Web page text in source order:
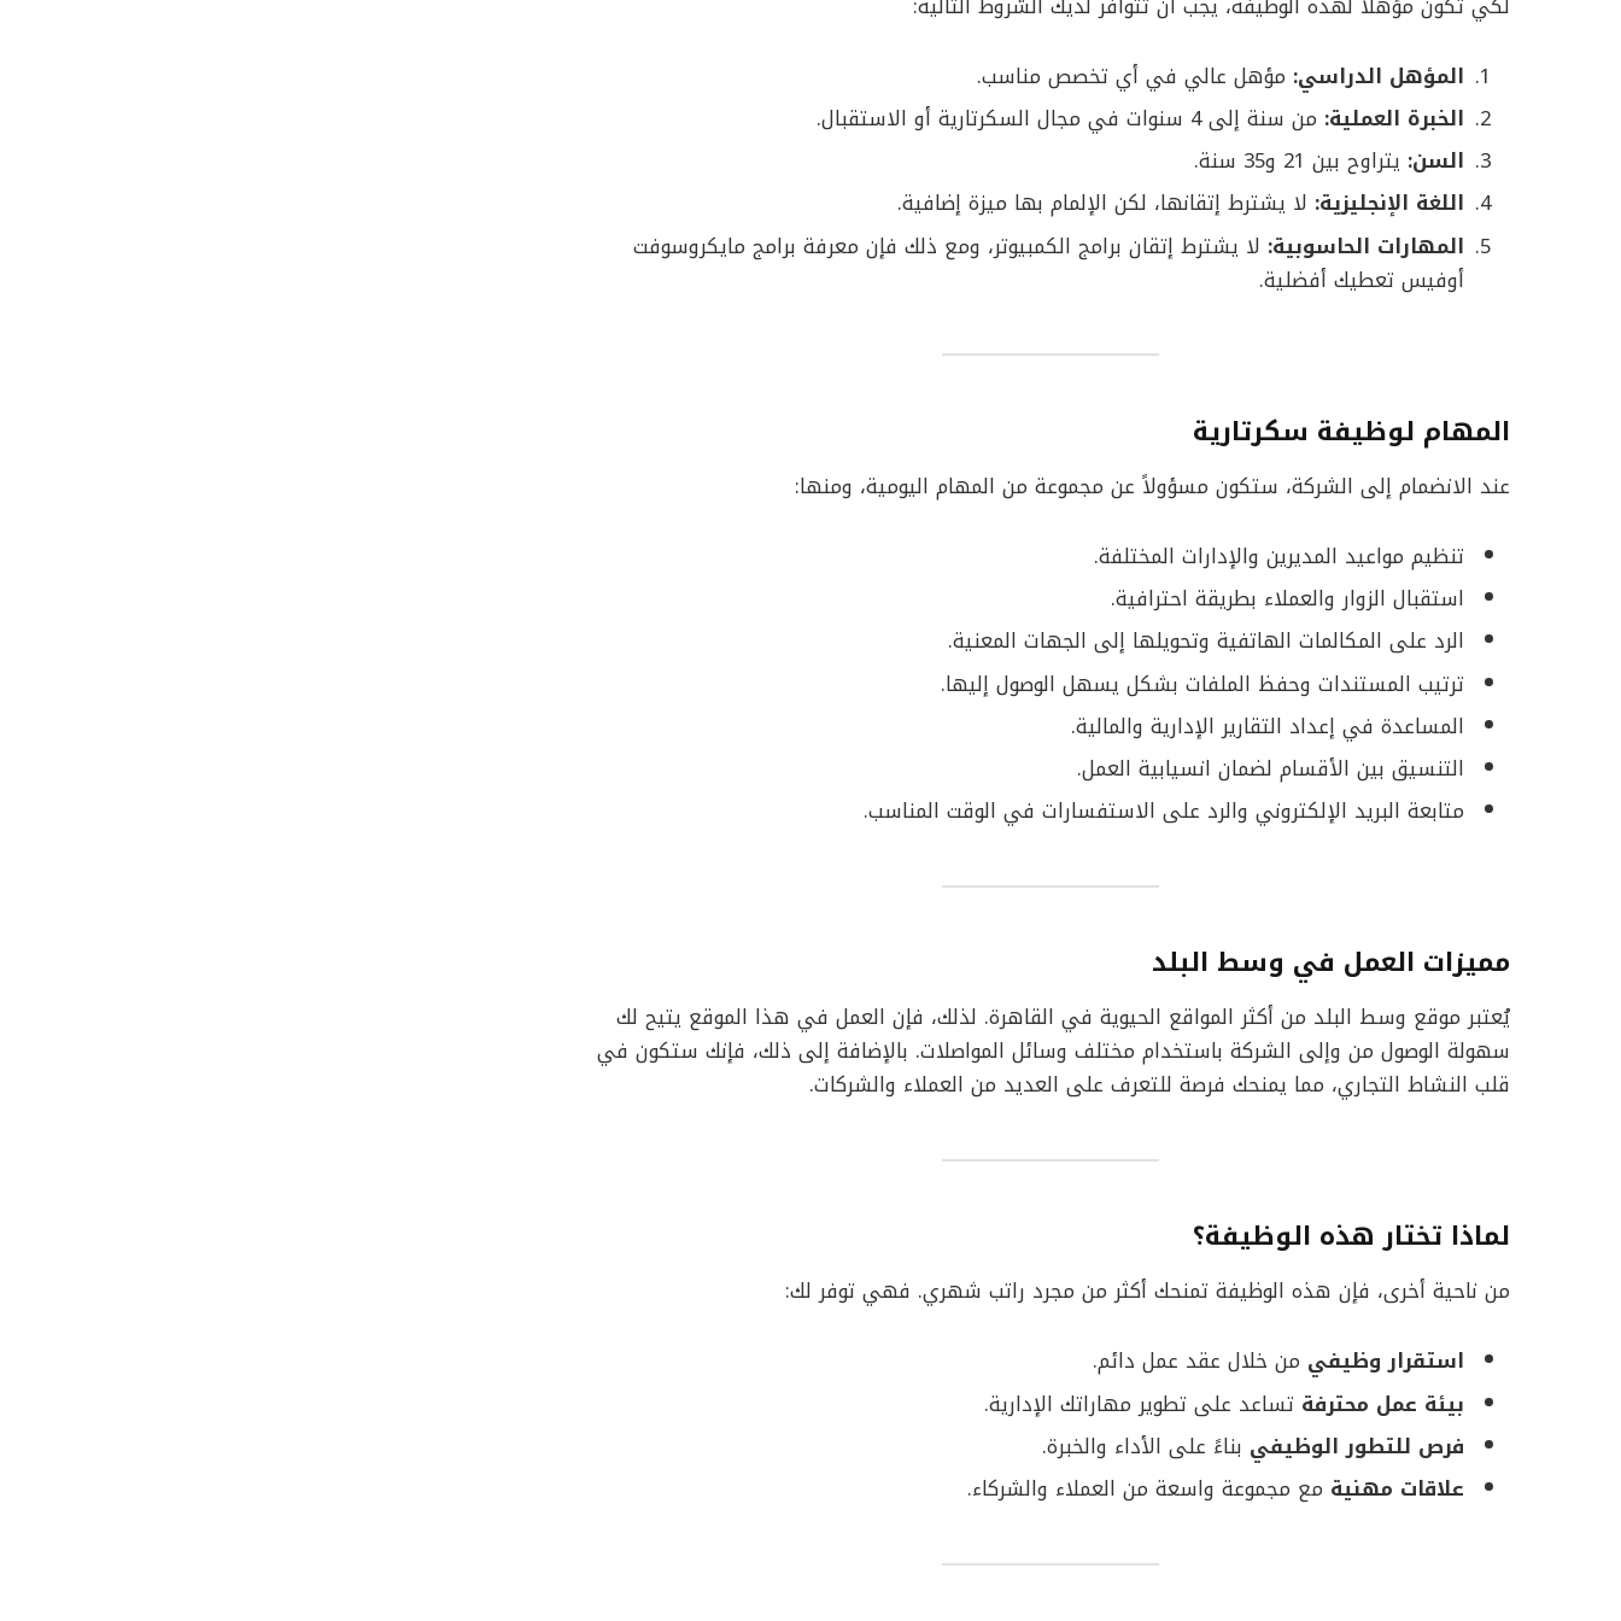
المؤهل الدراسي: مؤهل عالي في أي تخصص مناسب.
الخبرة العملية: من سنة إلى 4 سنوات في مجال السكرتارية أو الاستقبال.
السن: يتراوح بين 21 و35 سنة.
اللغة الإنجليزية: لا يشترط إتقانها، لكن الإلمام بها ميزة إضافية.
المهارات الحاسوبية: لا يشترط إتقان برامج الكمبيوتر، ومع ذلك فإن معرفة برامج مايكروسوفت
أوفيس تعطيك أفضلية.
المهام لوظيفة سكرتارية
عند الانضمام إلى الشركة، ستكون مسؤولاً عن مجموعة من المهام اليومية، ومنها:
تنظيم مواعيد المديرين والإدارات المختلفة.
استقبال الزوار والعملاء بطريقة احترافية.
الرد على المكالمات الهاتفية وتحويلها إلى الجهات المعنية.
ترتيب المستندات وحفظ الملفات بشكل يسهل الوصول إليها.
المساعدة في إعداد التقارير الإدارية والمالية.
التنسيق بين الأقسام لضمان انسيابية العمل.
متابعة البريد الإلكتروني والرد على الاستفسارات في الوقت المناسب.
مميزات العمل في وسط البلد
يُعتبر موقع وسط البلد من أكثر المواقع الحيوية في القاهرة. لذلك، فإن العمل في هذا الموقع يتيح لك
سهولة الوصول من وإلى الشركة باستخدام مختلف وسائل المواصلات. بالإضافة إلى ذلك، فإنك ستكون في
قلب النشاط التجاري، مما يمنحك فرصة للتعرف على العديد من العملاء والشركات.
لماذا تختار هذه الوظيفة؟
من ناحية أخرى، فإن هذه الوظيفة تمنحك أكثر من مجرد راتب شهري. فهي توفر لك:
استقرار وظيفي من خلال عقد عمل دائم.
بيئة عمل محترفة تساعد على تطوير مهاراتك الإدارية.
فرص للتطور الوظيفي بناءً على الأداء والخبرة.
علاقات مهنية مع مجموعة واسعة من العملاء والشركاء.